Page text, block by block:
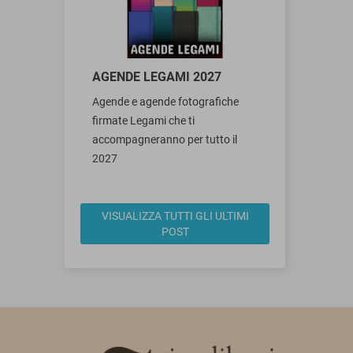
AGENDE LEGAMI 2027
Agende e agende fotografiche
firmate Legami che ti
accompagneranno per tutto il
2027
VISUALIZZA TUTTI GLI ULTIMI
POST